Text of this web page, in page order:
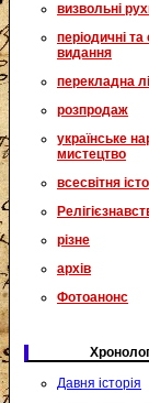
визвольні
періодичні та
видання
перекладна
розпродаж
українське
мистецтво
всесвітня
різне
архів
Фотоанонс
Давня історія